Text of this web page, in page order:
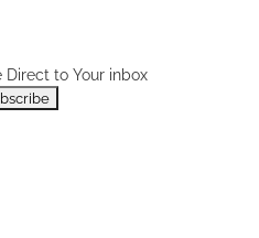
to Your inbox